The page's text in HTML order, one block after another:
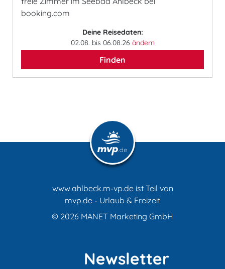
booking.com
Deine Reisedaten:
02.08. bis 06.08.26 ändern
Finden
www.ahlbeck.m-vp.de ist Teil von
mvp.de - Urlaub & Freizeit
© 2026 MANET Marketing GmbH
Newsletter